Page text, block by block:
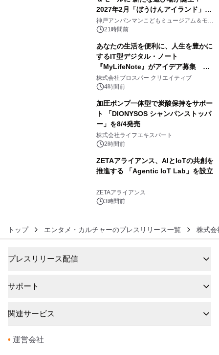
2027年2月「ぼうけんアイランド」が
オープン
神戸アンパンマンこどもミュージアム＆モー
ル 21時間前
あなたの生活を便利に、人生を豊かに
するIT型デジタル・ノート
『MyLifeNote』がアイデア募集 優
秀賞100名に1年間無償試用
株式会社プロスパー クリエイティブ
4時間前
加圧ポンプ一体型で炭酸保持をサポー
ト 「DIONYSOS シャンパンストッパ
ー」を8/4発売
株式会社ライフエキスパート
2時間前
ZETAアライアンス、AIとIoTの共創を
推進する 「Agentic IoT Lab」を設立
ZETAアライアンス
3時間前
トップ エンタメ・カルチャーのプレスリリース一覧 株式会
プレスリリース配信
サポート
関連サービス
• 運営会社